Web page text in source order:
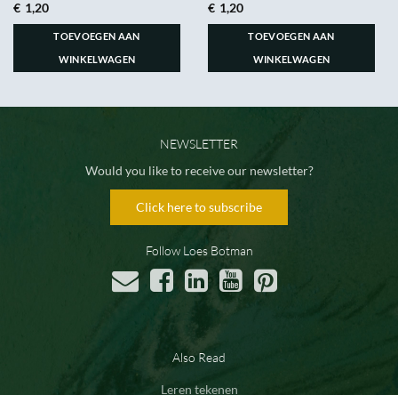
€ 1,20
TOEVOEGEN AAN
WINKELWAGEN
€ 1,20
TOEVOEGEN AAN
WINKELWAGEN
NEWSLETTER
Would you like to receive our newsletter?
Click here to subscribe
Follow Loes Botman
Also Read
Leren tekenen